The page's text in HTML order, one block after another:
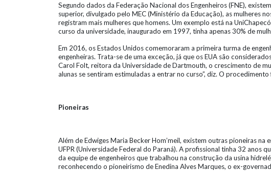
Segundo dados da Federação Nacional dos Engenheiros (FNE),
superior, divulgado pelo MEC (Ministério da Educação), as mulheres
registram mais mulheres que homens. Um exemplo está na
curso da universidade, inaugurado em 1997, tinha apenas 30% de
Em 2016, os Estados Unidos comemoraram a primeira turma de
engenheiras. Trata-se de uma exceção, já que os EUA são
Carol Folt, reitora da Universidade de Dartmouth, o crescimento de
alunas se sentiram estimuladas a entrar no curso”, diz. O
Pioneiras
Além de Edwiges Maria Becker Hom’meil, existem outras pioneiras
UFPR (Universidade Federal do Paraná). A profissional tinha 32 anos
da equipe de engenheiros que trabalhou na construção da usina
reconhecendo o pioneirismo de Enedina Alves Marques, o ex-